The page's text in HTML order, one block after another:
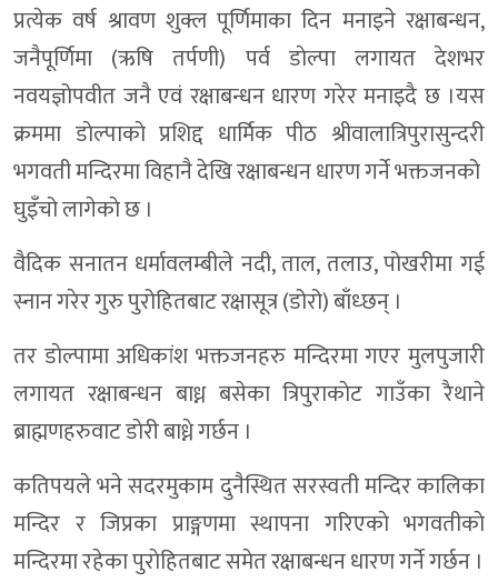
प्रत्येक वर्ष श्रावण शुक्ल पूर्णिमाका दिन मनाइने रक्षाबन्धन,
जनैपूर्णिमा (ऋषि तर्पणी) पर्व डाेल्पा लगायत देशभर
नवयज्ञोपवीत जनै एवं रक्षाबन्धन धारण गरेर मनाइदै छ ।यस
क्रममा डाेल्पाकाे प्रशिद्द धार्मिक पीठ श्रीवालात्रिपुरासुन्दरी
भगवती मन्दिरमा विहानै देखि रक्षाबन्धन धारण गर्ने भक्तजनको
घुइँचो लागेकाे छ ।
वैदिक सनातन धर्मावलम्बीले नदी, ताल, तलाउ, पोखरीमा गई
स्नान गरेर गुरु पुरोहितबाट रक्षासूत्र (डोरो) बाँध्छन् ।
तर डाेल्पामा अधिकांश भक्तजनहरु मन्दिरमा गएर मुलपुजारी
लगायत रक्षाबन्धन बाध्न बसेका त्रिपुराकाेट गाउँका रैथाने
ब्राह्मणहरुवाट डाेरी बाध्ने गर्छन ।
कतिपयले भने सदरमुकाम दुनैस्थित सरस्वती मन्दिर कालिका
मन्दिर र जिप्रका प्राङ्गणमा स्थापना गरिएकाे भगवतीकाे
मन्दिरमा रहेका पुराेहितबाट समेत रक्षाबन्धन धारण गर्ने गर्छन ।